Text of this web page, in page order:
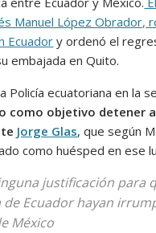
Manuel López Obrador,
Ecuador y ordenó el
embajada en Quito.
Policía ecuatoriana en la
como objetivo detener
Jorge Glas, que según
como huésped en ese
justificación para
de Ecuador hayan
México